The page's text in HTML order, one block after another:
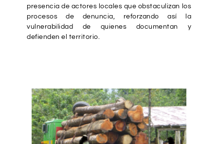
presencia de actores locales que obstaculizan los
procesos de denuncia, reforzando así la
vulnerabilidad de quienes documentan y
defienden el territorio.